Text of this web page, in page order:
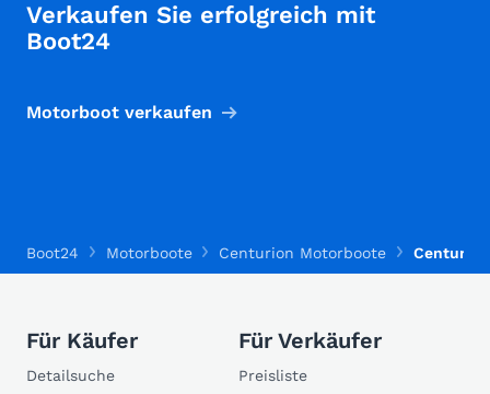
Verkaufen Sie erfolgreich mit
Boot24
Motorboot verkaufen
Boot24 Motorboote Centurion Motorboote Centurion
Für Käufer
Detailsuche
Für Verkäufer
Preisliste